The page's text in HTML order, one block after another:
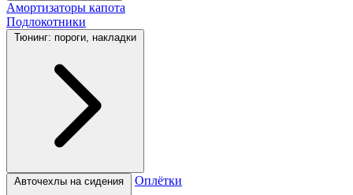
Амортизаторы капота
Подлокотники
Тюнинг: пороги, накладки
Авточехлы на сидения Оплётки